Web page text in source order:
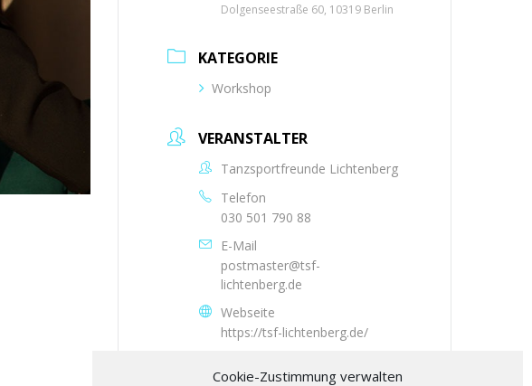
Cookie-Zustimmung verwalten
Dolgenseestraße 60, 10319 Berlin
KATEGORIE
Workshop
VERANSTALTER
Tanzsportfreunde Lichtenberg
Telefon
030 501 790 88
E-Mail
postmaster@tsf-
lichtenberg.de
Webseite
https://tsf-lichtenberg.de/